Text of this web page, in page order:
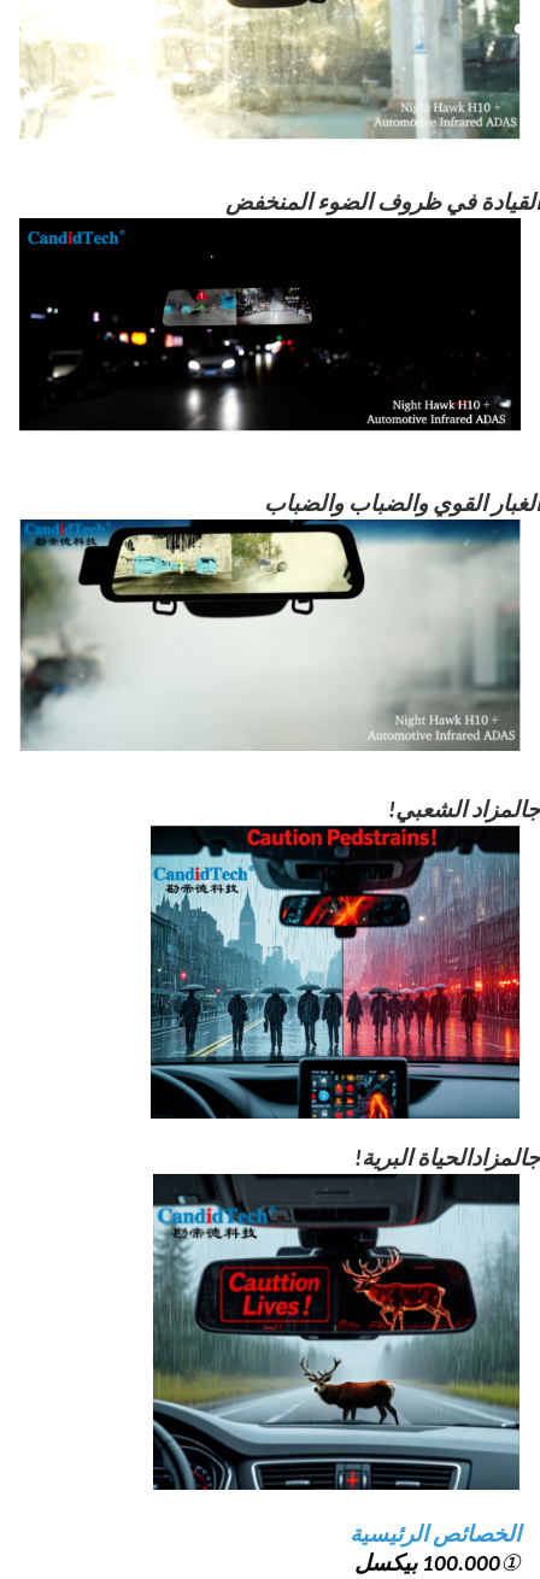
القيادة في ظروف الضوء المنخفض
الغبار القوي والضباب والضباب
جالمزاد الشعبي!
جالمزادالحياة البرية!
الخصائص الرئيسية
①100.000 بيكسل